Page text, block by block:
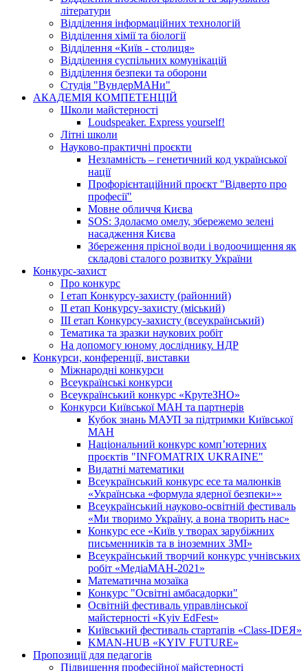
літератури
Відділення інформаційних технологій
Відділення хімії та біології
Відділення «Київ - столиця»
Відділення суспільних комунікацій
Відділення безпеки та оборони
Студія "ВундерМАНи"
АКАДЕМІЯ КОМПЕТЕНЦІЙ
Школи майстерності
Loudspeaker. Express yourself!
Літні школи
Науково-практичні проєкти
Незламність – генетичний код української
нації
Профорієнтаційний проєкт "Відверто про
професії"
Мовне обличчя Києва
SOS: Здолаємо омелу, збережемо зелені
насадження Києва
Збереження прісної води і водоочищення як
складові сталого розвитку України
Конкурс-захист
Про конкурс
І етап Конкурсу-захисту (районний)
ІІ етап Конкурсу-захисту (міський)
ІІІ етап Конкурсу-захисту (всеукраїнський)
Тематика та зразки наукових робіт
На допомогу юному досліднику. НДР
Конкурси, конференції, виставки
Міжнародні конкурси
Всеукраїнські конкурси
Всеукраїнський конкурс «КрутеЗНО»
Конкурси Київської МАН та партнерів
Кубок знань МАУП за підтримки Київської
МАН
Національний конкурс комп’ютерних
проєктів "INFOMATRIX UKRAINE"
Видатні математики
Всеукраїнський конкурс есе та малюнків
«Українська «формула ядерної безпеки»»
Всеукраїнський науково-освітній фестиваль
«Ми творимо Україну, а вона творить нас»
Конкурс есе «Київ у творах зарубіжних
письменників та в іноземних ЗМІ»
Всеукраїнський творчий конкурс учнівських
робіт «МедіаМАН-2021»
Математична мозаїка
Конкурс "Освітні амбасадорки"
Освітній фестиваль управлінської
майстерності «Kyiv EdFest»
Київський фестиваль стартапів «Class-IDEЯ»
KMAN-HUB «KYIV FUTURE»
Пропозиції для педагогів
Підвищення професійної майстерності